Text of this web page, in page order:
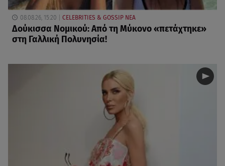
08.08.26, 15:20 CELEBRITIES & GOSSIP ΝΕΑ
Δούκισσα Νομικού: Από τη Μύκονο «πετάχτηκε»
στη Γαλλική Πολυνησία!